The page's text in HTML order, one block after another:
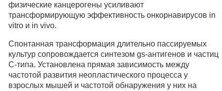
физические канцерогены усиливают
трансформирующую эффективность онкорнавирусов in
vitro и in vivo.
Спонтанная трансформация длительно пассируемых
культур сопровождается синтезом gs-антигенов и частиц
С-типа. Установлена прямая зависимость между
частотой развития неопластического процесса у
взрослых мышей и частотой обнаружения у них на